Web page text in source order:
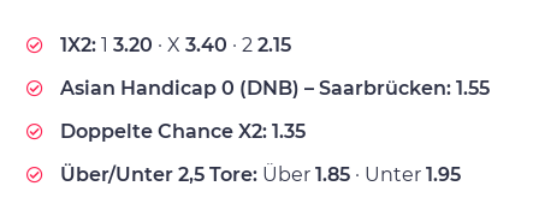
1X2: 1 3.20 · X 3.40 · 2 2.15
Asian Handicap 0 (DNB) – Saarbrücken: 1.55
Doppelte Chance X2: 1.35
Über/Unter 2,5 Tore: Über 1.85 · Unter 1.95